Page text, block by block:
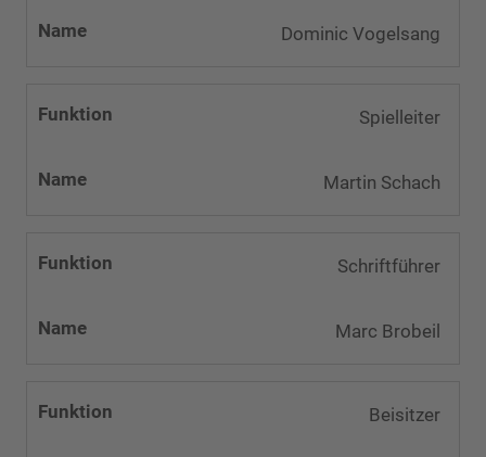
Dominic Vogelsang
Spielleiter
Martin Schach
Schriftführer
Marc Brobeil
Beisitzer